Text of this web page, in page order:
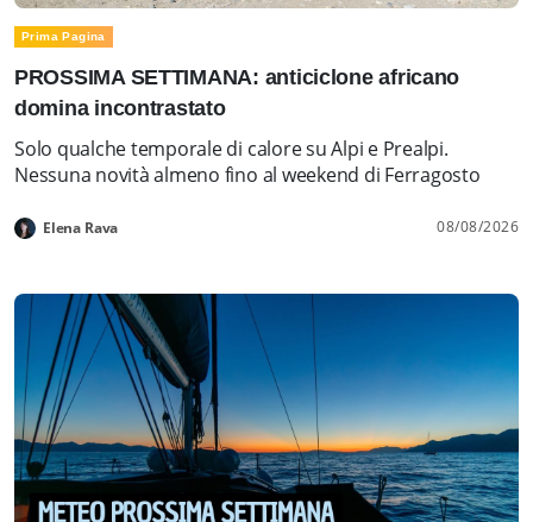
Prima Pagina
PROSSIMA SETTIMANA: anticiclone africano
domina incontrastato
Solo qualche temporale di calore su Alpi e Prealpi.
Nessuna novità almeno fino al weekend di Ferragosto
Elena Rava 08/08/2026